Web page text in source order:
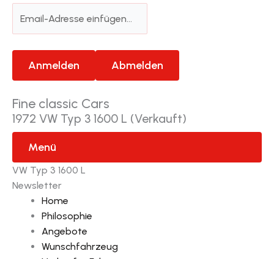
Fine classic Cars
1972 VW Typ 3 1600 L (Verkauft)
Menü
VW Typ 3 1600 L
Newsletter
Home
Philosophie
Angebote
Wunschfahrzeug